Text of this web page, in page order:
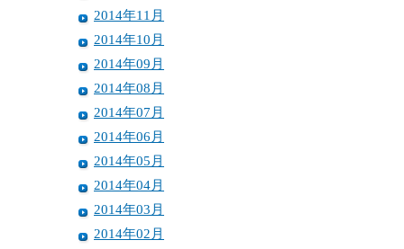
2014年11月
2014年10月
2014年09月
2014年08月
2014年07月
2014年06月
2014年05月
2014年04月
2014年03月
2014年02月